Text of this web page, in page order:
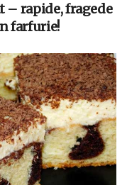
– rapide, fragede
farfurie!